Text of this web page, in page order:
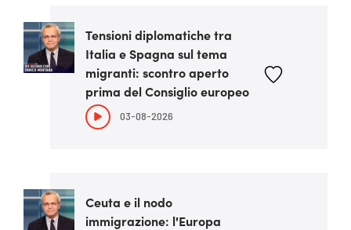
Tensioni diplomatiche tra
Italia e Spagna sul tema
migranti: scontro aperto
prima del Consiglio europeo
03-08-2026
Ceuta e il nodo
immigrazione: l'Europa